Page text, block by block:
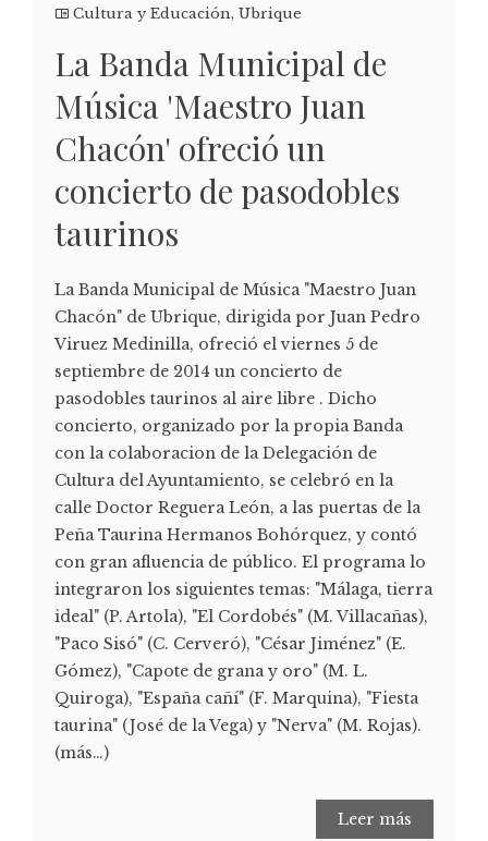
Cultura y Educación, Ubrique
La Banda Municipal de
Música 'Maestro Juan
Chacón' ofreció un
concierto de pasodobles
taurinos
La Banda Municipal de Música "Maestro Juan
Chacón" de Ubrique, dirigida por Juan Pedro
Viruez Medinilla, ofreció el viernes 5 de
septiembre de 2014 un concierto de
pasodobles taurinos al aire libre . Dicho
concierto, organizado por la propia Banda
con la colaboracion de la Delegación de
Cultura del Ayuntamiento, se celebró en la
calle Doctor Reguera León, a las puertas de la
Peña Taurina Hermanos Bohórquez, y contó
con gran afluencia de público. El programa lo
integraron los siguientes temas: "Málaga, tierra
ideal" (P. Artola), "El Cordobés" (M. Villacañas),
"Paco Sisó" (C. Cerveró), "César Jiménez" (E.
Gómez), "Capote de grana y oro" (M. L.
Quiroga), "España cañí" (F. Marquina), "Fiesta
taurina" (José de la Vega) y "Nerva" (M. Rojas).
(más…)
Leer más